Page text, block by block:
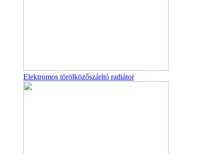
Elektromos törölközőszárító radiátor